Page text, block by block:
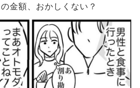
金額、おかしくない？